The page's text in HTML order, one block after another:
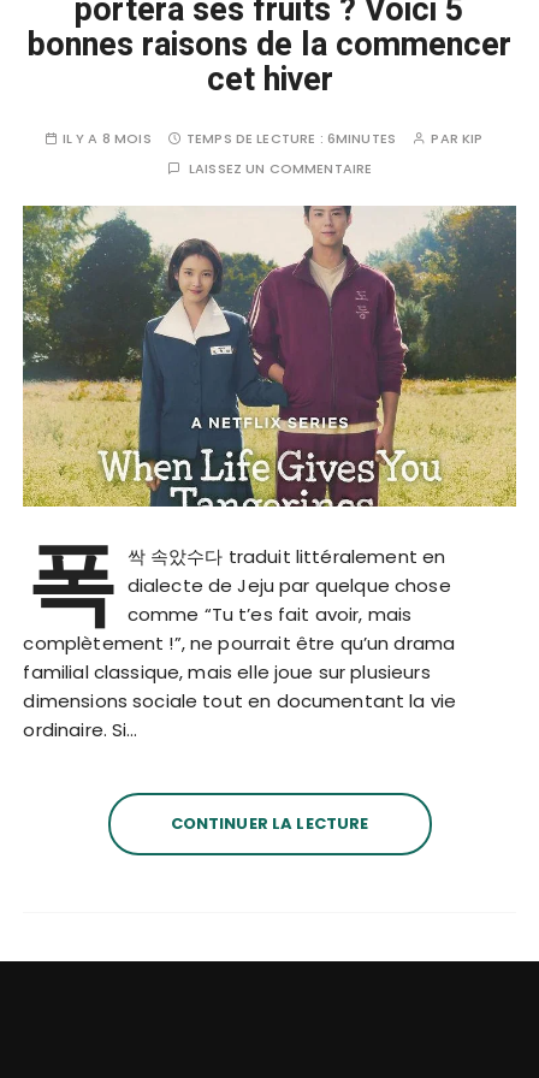
portera ses fruits ? Voici 5
bonnes raisons de la commencer
cet hiver
IL Y A 8 MOIS TEMPS DE LECTURE : 6MINUTES PAR KIP
LAISSEZ UN COMMENTAIRE
폭 싹 속았수다 traduit littéralement en
dialecte de Jeju par quelque chose
comme “Tu t’es fait avoir, mais
complètement !”, ne pourrait être qu’un drama
familial classique, mais elle joue sur plusieurs
dimensions sociale tout en documentant la vie
ordinaire. Si…
CONTINUER LA LECTURE